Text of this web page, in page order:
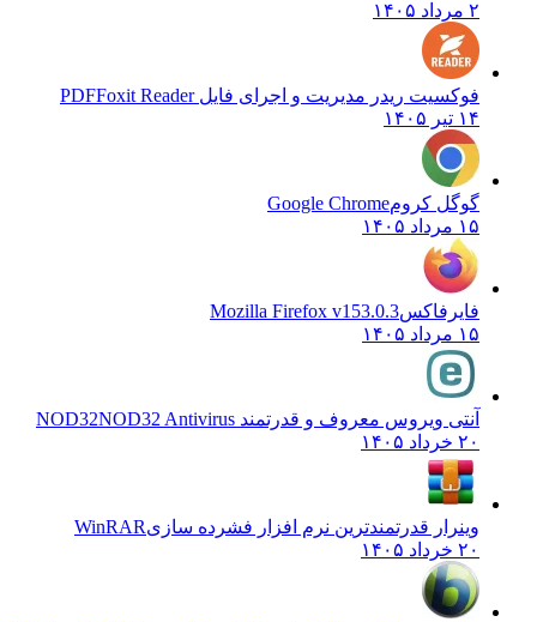
۲ مرداد ۱۴۰۵
فوکسیت ریدر مدیریت و اجرای فایل PDFFoxit Reader
۱۴ تیر ۱۴۰۵
گوگل کرومGoogle Chrome
۱۵ مرداد ۱۴۰۵
فایرفاکسMozilla Firefox v153.0.3
۱۵ مرداد ۱۴۰۵
آنتی ویروس معروف و قدرتمند NOD32 NOD32 Antivirus
۲۰ خرداد ۱۴۰۵
وینرار قدرتمندترین نرم افزار فشرده سازیWinRAR
۲۰ خرداد ۱۴۰۵